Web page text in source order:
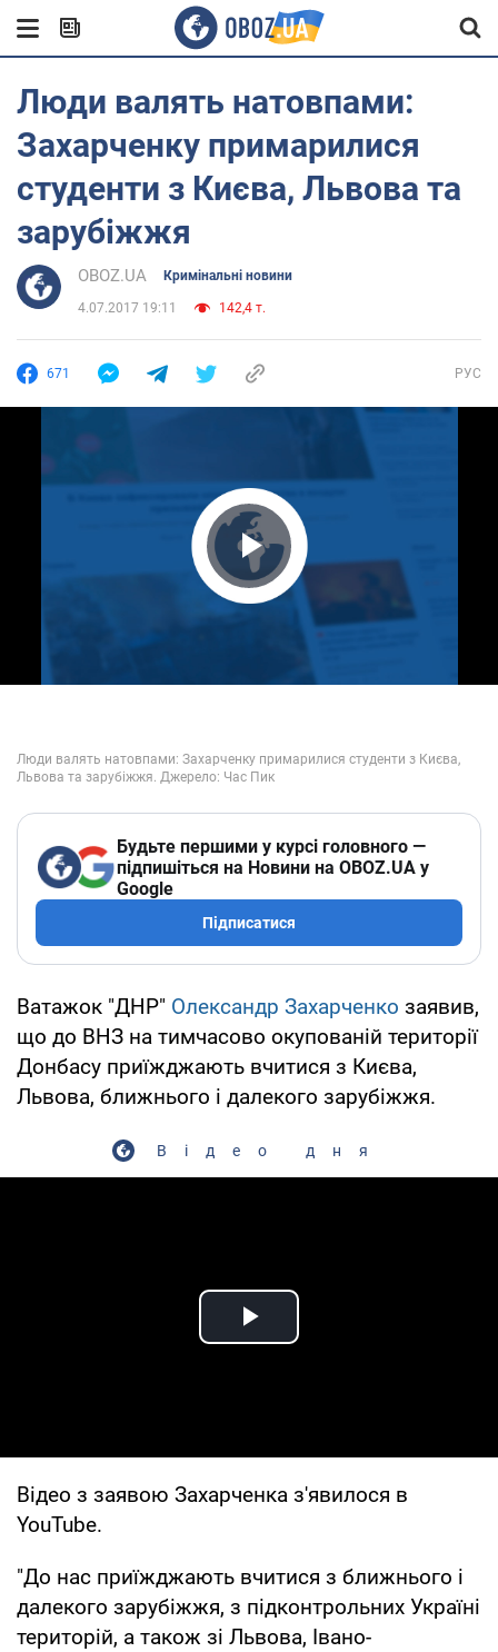
Люди валять натовпами:
Захарченку примарилися
студенти з Києва, Львова та
зарубіжжя
OBOZ.UA Кримінальні новини
4.07.2017 19:11 142,4 т.
671 РУС
Play Video
Будьте першими у курсі головного —
підпишіться на Новини на OBOZ.UA у
Google
Підписатися
Ватажок "ДНР" Олександр Захарченко заявив,
що до ВНЗ на тимчасово окупованій території
Донбасу приїжджають вчитися з Києва,
Львова, ближнього і далекого зарубіжжя.
Відео дня
Play Video
Відео з заявою Захарченка з'явилося в
YouTube.
"До нас приїжджають вчитися з ближнього і
далекого зарубіжжя, з підконтрольних Україні
територій, а також зі Львова, Івано-